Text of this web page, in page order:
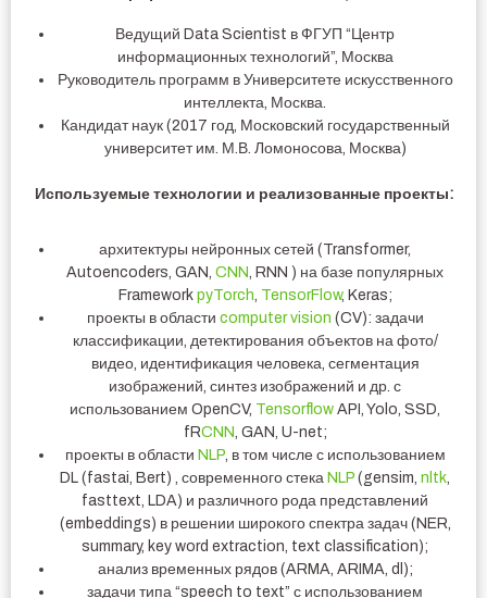
Ведущий Data Scientist в ФГУП “Центр
информационных технологий”, Москва
Руководитель программ в Университете искусственного
интеллекта, Москва.
Кандидат наук (2017 год, Московский государственный
университет им. М.В. Ломоносова, Москва)
Используемые технологии и реализованные проекты:
архитектуры нейронных сетей (Transformer,
Autoencoders, GAN, CNN, RNN ) на базе популярных
Framework pyTorch, TensorFlow, Keras;
проекты в области computer vision (CV): задачи
классификации, детектирования объектов на фото/
видео, идентификация человека, сегментация
изображений, синтез изображений и др. с
использованием OpenCV, Tensorflow API, Yolo, SSD,
fRCNN, GAN, U-net;
проекты в области NLP, в том числе с использованием
DL (fastai, Bert) , современного стека NLP (gensim, nltk,
fasttext, LDA) и различного рода представлений
(embeddings) в решении широкого спектра задач (NER,
summary, key word extraction, text classification);
анализ временных рядов (ARMA, ARIMA, dl);
задачи типа “speech to text” с использованием